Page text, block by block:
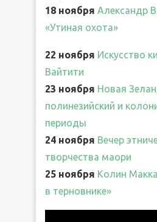
18 ноября Александр
«Утиная охота»
22 ноября Искусство
Вайтити
23 ноября Новая
полинезийский и
периоды
24 ноября Вечер
творчества маори
25 ноября Колин
в терновнике»